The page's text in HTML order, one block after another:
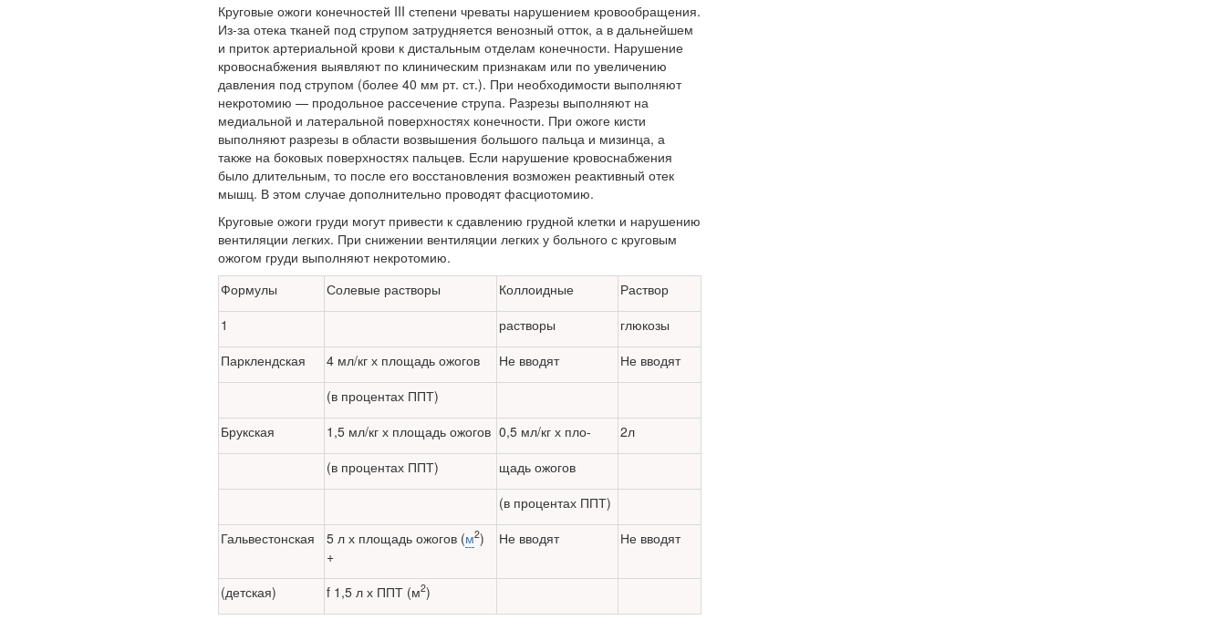
Круговые ожоги конечностей III степени чреваты нарушением кро­вообращения.
Из-за отека тканей под струпом затрудняется венозный отток, а в дальнейшем
и приток артериальной крови к дистальным от­делам конечности. Нарушение
кровоснабжения выявляют по клини­ческим признакам или по увеличению
давления под струпом (более 40 мм рт. ст.). При необходимости выполняют
некротомию — продоль­ное рассечение струпа. Разрезы выполняют на
медиальной и латераль­ной поверхностях конечности. При ожоге кисти
выполняют разрезы в области возвышения большого пальца и мизинца, а
также на боковых поверхностях пальцев. Если нарушение кровоснабжения
было дли­тельным, то после его восстановления возможен реактивный отек
мышц. В этом случае дополнительно проводят фасциотомию.
Круговые ожоги груди могут привести к сдавлению грудной клетки и нарушению
вентиляции легких. При снижении вентиляции легких у больного с круговым
ожогом груди выполняют некротомию.
Формулы
Солевые растворы Коллоидные
Раствор
1
растворы
глюкозы
Парклендская
4 мл/кг х площадь ожогов Не вводят
Не вводят
(в процентах ППТ)
Брукская
1,5 мл/кг х площадь ожогов 0,5 мл/кг х пло-
2л
(в процентах ППТ)
щадь ожогов
(в процентах ППТ)
Гальвестонская
5 л х площадь ожогов (м2)
+
Не вводят Не вводят
(детская) f 1,5 л х ППТ (м2)